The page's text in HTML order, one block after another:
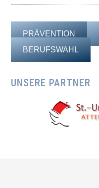
PRÄVENTION
BERUFSWAHL
UNSERE PARTNER